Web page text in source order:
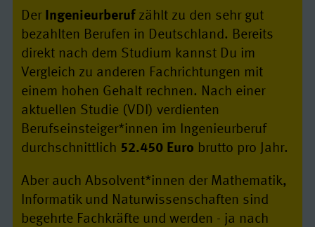
Der Ingenieurberuf zählt zu den sehr gut
bezahlten Berufen in Deutschland. Bereits
direkt nach dem Studium kannst Du im
Vergleich zu anderen Fachrichtungen mit
einem hohen Gehalt rechnen. Nach einer
aktuellen Studie (VDI) verdienten
Berufseinsteiger*innen im Ingenieurberuf
durchschnittlich 52.450 Euro brutto pro Jahr.
Aber auch Absolvent*innen der Mathematik,
Informatik und Naturwissenschaften sind
begehrte Fachkräfte und werden - ja nach